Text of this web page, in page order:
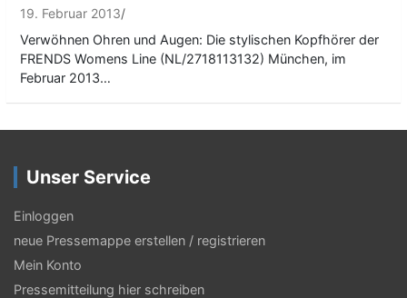
19. Februar 2013
Verwöhnen Ohren und Augen: Die stylischen Kopfhörer der
FRENDS Womens Line (NL/2718113132) München, im
Februar 2013…
Unser Service
Einloggen
neue Pressemappe erstellen / registrieren
Mein Konto
Pressemitteilung hier schreiben